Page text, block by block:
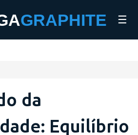
☰
da
Equilíbrio